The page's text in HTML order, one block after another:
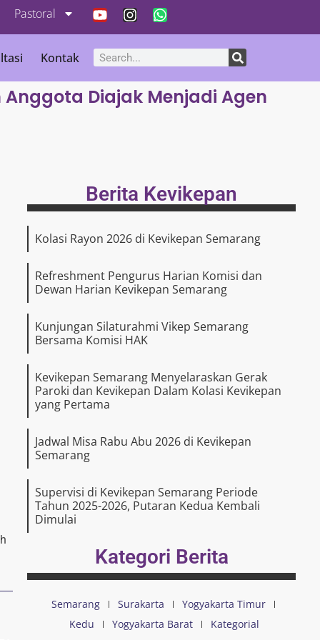
Pastoral
Kontak
Anggota Diajak Menjadi Agen
Berita Kevikepan
Kolasi Rayon 2026 di Kevikepan Semarang
Refreshment Pengurus Harian Komisi dan
Dewan Harian Kevikepan Semarang
Kunjungan Silaturahmi Vikep Semarang
Bersama Komisi HAK
Kevikepan Semarang Menyelaraskan Gerak
Paroki dan Kevikepan Dalam Kolasi Kevikepan
yang Pertama
Jadwal Misa Rabu Abu 2026 di Kevikepan
Semarang
Supervisi di Kevikepan Semarang Periode
Tahun 2025-2026, Putaran Kedua Kembali
Dimulai
Kategori Berita
Semarang Surakarta
Yogyakarta Timur
Kedu
Yogyakarta Barat Kategorial